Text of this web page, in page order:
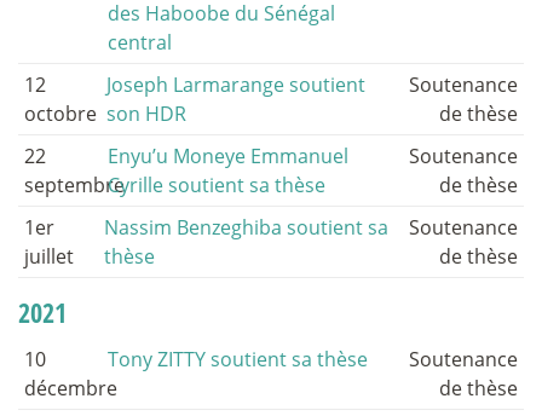
des Haboobe du Sénégal
central
12
octobre
Joseph Larmarange soutient
son HDR
Soutenance
de thèse
22
septembre
Enyu’u Moneye Emmanuel
Cyrille soutient sa thèse
Soutenance
de thèse
1er
juillet
Nassim Benzeghiba soutient sa
thèse
Soutenance
de thèse
2021
10
décembre
Tony ZITTY soutient sa thèse
Soutenance
de thèse